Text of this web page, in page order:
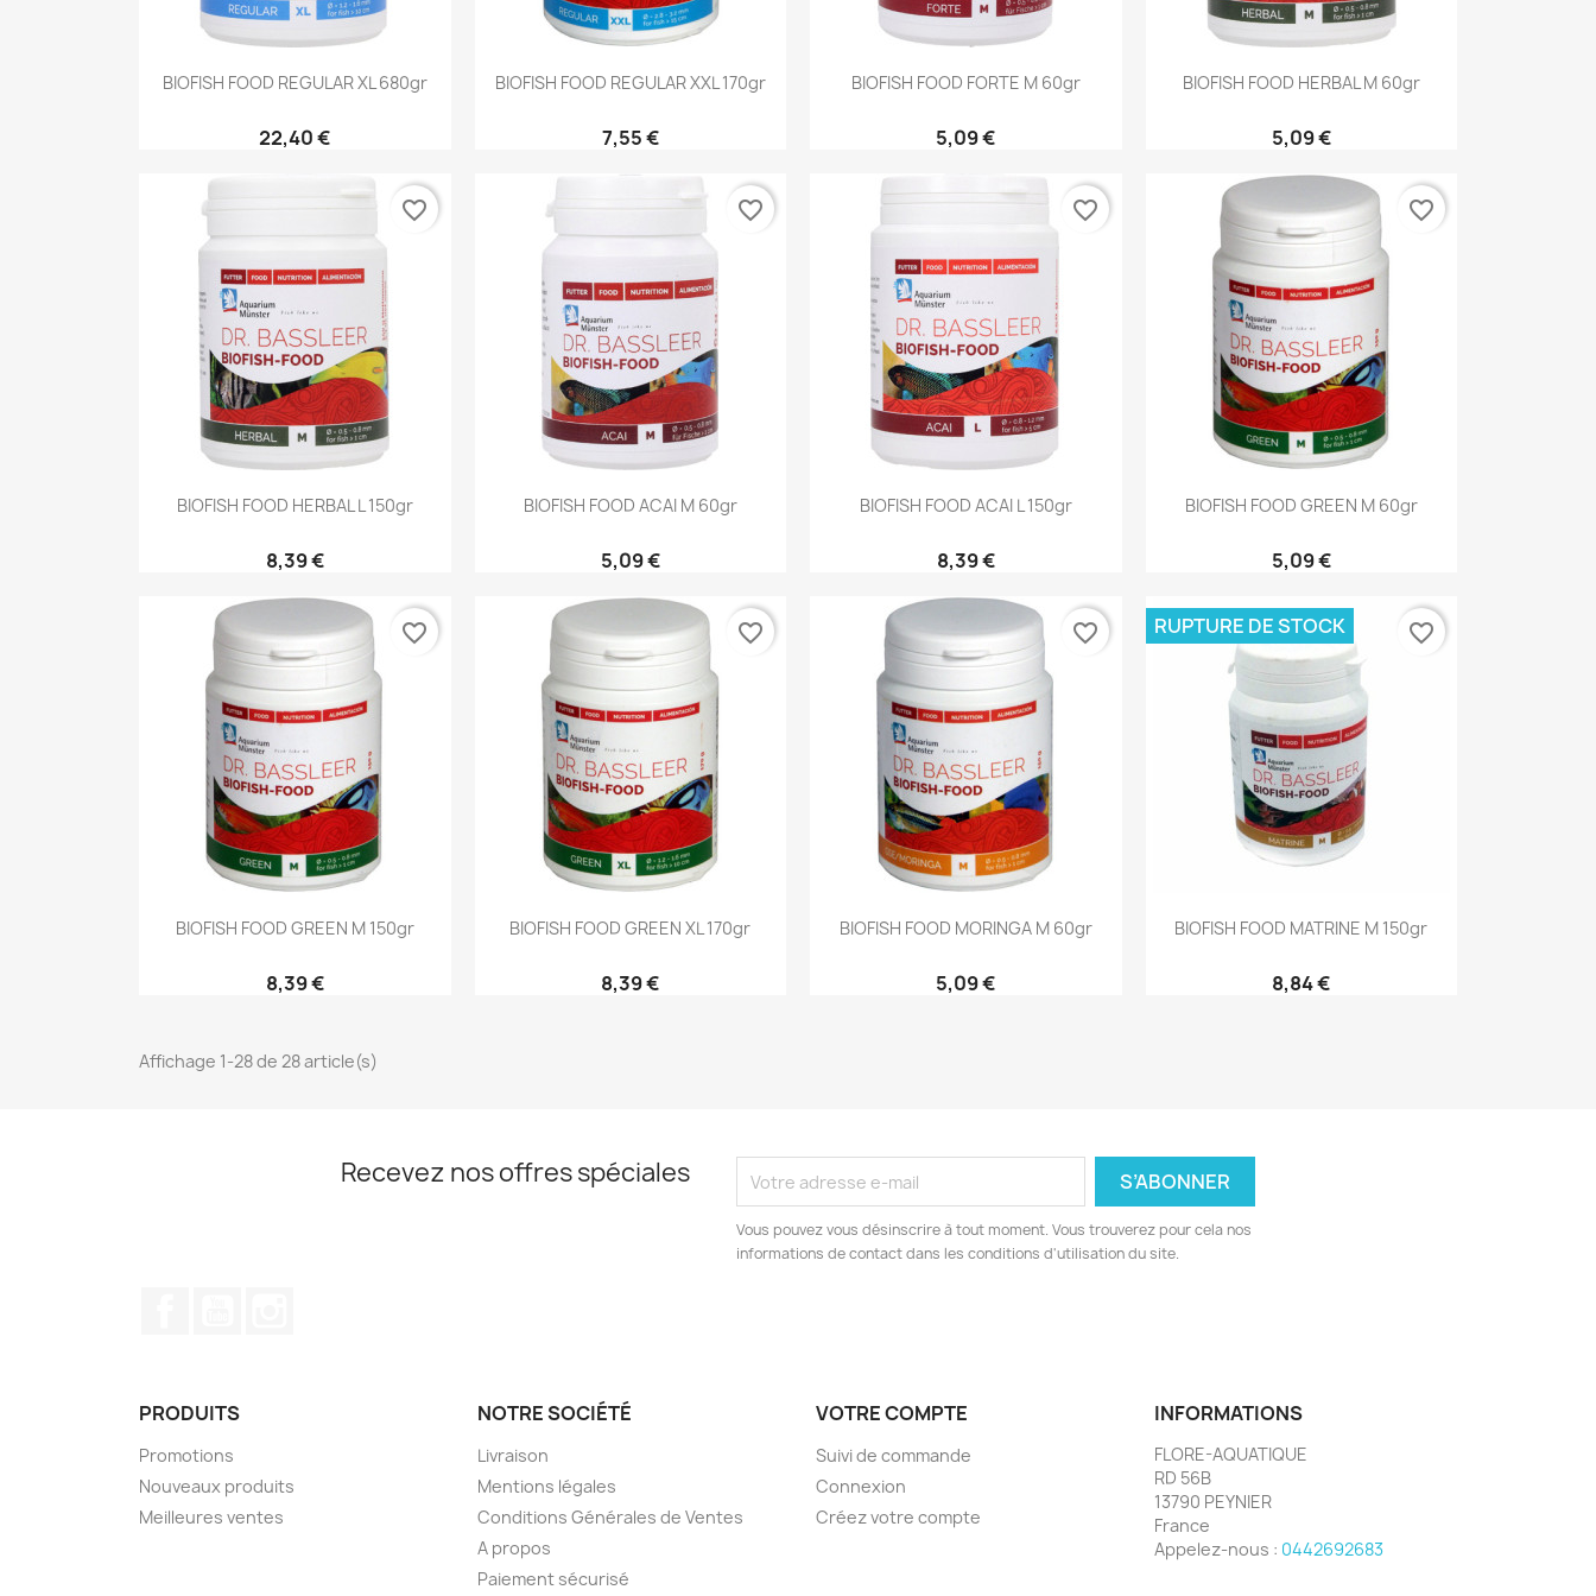
Aperçu rapide
BIOFISH FOOD REGULAR XL 680gr
22,40 €
Aperçu rapide
BIOFISH FOOD REGULAR XXL 170gr
7,55 €
 Aperçu rapide
BIOFISH FOOD FORTE M 60gr
5,09 €
 Aperçu rapide
BIOFISH FOOD HERBAL M 60gr
5,09 €
 Aperçu rapide
BIOFISH FOOD HERBAL L 150gr
8,39 €
favorite_border
 Aperçu rapide
BIOFISH FOOD ACAI M 60gr
5,09 €
favorite_border
 Aperçu rapide
BIOFISH FOOD ACAI L 150gr
8,39 €
favorite_border
 Aperçu rapide
BIOFISH FOOD GREEN M 60gr
5,09 €
favorite_border
 Aperçu rapide
BIOFISH FOOD GREEN M 150gr
8,39 €
favorite_border
Aperçu rapide
BIOFISH FOOD GREEN XL 170gr
8,39 €
favorite_border
Aperçu rapide
BIOFISH FOOD MORINGA M 60gr
5,09 €
favorite_border
Aperçu rapide
BIOFISH FOOD MATRINE M 150gr
8,84 €
RUPTURE DE STOCK favorite_border
Affichage 1-28 de 28 article(s)
Recevez nos offres spéciales
Vous pouvez vous désinscrire à tout moment. Vous trouverez pour cela nos
informations de contact dans les conditions d'utilisation du site.
PRODUITS
Promotions
Nouveaux produits
Meilleures ventes
NOTRE SOCIÉTÉ
Livraison
Mentions légales
Conditions Générales de Ventes
A propos
Paiement sécurisé
VOTRE COMPTE
Suivi de commande
Connexion
Créez votre compte
INFORMATIONS
FLORE-AQUATIQUE
RD 56B
13790 PEYNIER
France
Appelez-nous : 0442692683